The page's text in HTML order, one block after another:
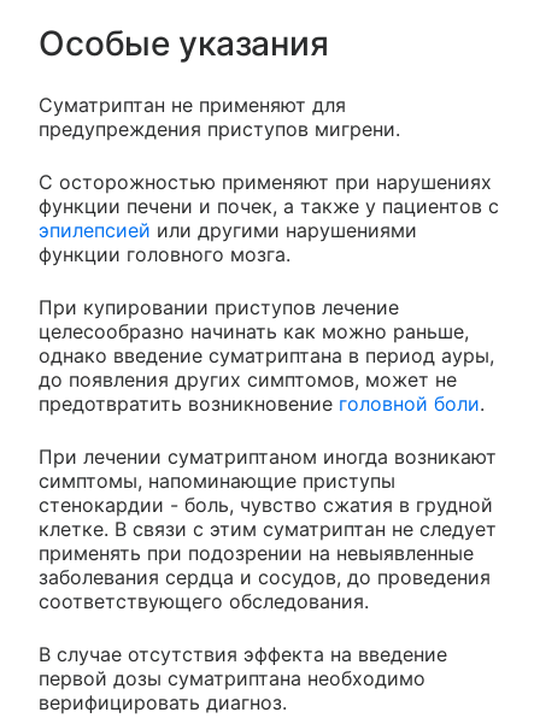
Особые указания
Суматриптан не применяют для
предупреждения приступов мигрени.
С осторожностью применяют при нарушениях
функции печени и почек, а также у пациентов с
эпилепсией или другими нарушениями
функции головного мозга.
При купировании приступов лечение
целесообразно начинать как можно раньше,
однако введение суматриптана в период ауры,
до появления других симптомов, может не
предотвратить возникновение головной боли.
При лечении суматриптаном иногда возникают
симптомы, напоминающие приступы
стенокардии - боль, чувство сжатия в грудной
клетке. В связи с этим суматриптан не следует
применять при подозрении на невыявленные
заболевания сердца и сосудов, до проведения
соответствующего обследования.
В случае отсутствия эффекта на введение
первой дозы суматриптана необходимо
верифицировать диагноз.